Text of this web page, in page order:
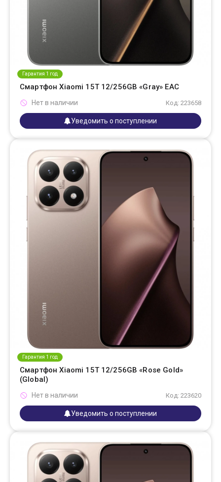
Гарантия 1 год
Смартфон Xiaomi 15T 12/256GB «Gray» EAC
Код: 223658
Нет в наличии
Уведомить о поступлении
Гарантия 1 год
Смартфон Xiaomi 15T 12/256GB «Rose Gold»
(Global)
Код: 223620
Нет в наличии
Уведомить о поступлении